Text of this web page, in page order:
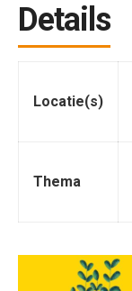
Details
Locatie(s)
Thema